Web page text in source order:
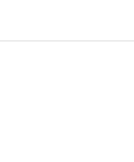
prolamins